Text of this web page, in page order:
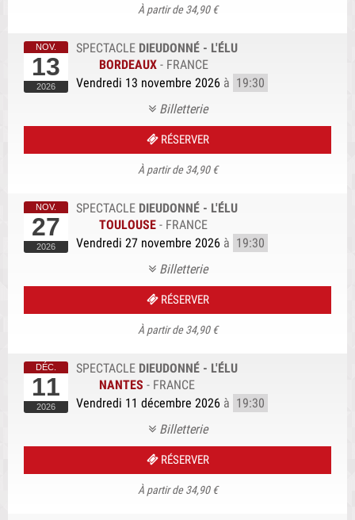
À partir de 34,90 €
13
SPECTACLE DIEUDONNÉ - L'ÉLU
BORDEAUX - FRANCE
Vendredi 13 novembre 2026 à 19:30
Billetterie
RÉSERVER
À partir de 34,90 €
27
SPECTACLE DIEUDONNÉ - L'ÉLU
TOULOUSE - FRANCE
Vendredi 27 novembre 2026 à 19:30
Billetterie
RÉSERVER
À partir de 34,90 €
11
SPECTACLE DIEUDONNÉ - L'ÉLU
NANTES - FRANCE
Vendredi 11 décembre 2026 à 19:30
Billetterie
RÉSERVER
À partir de 34,90 €